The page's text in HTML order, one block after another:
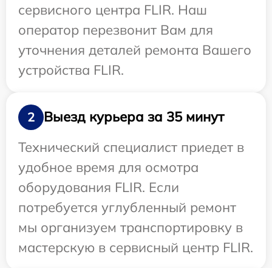
сервисного центра FLIR. Наш
оператор перезвонит Вам для
уточнения деталей ремонта Вашего
устройства FLIR.
2
Выезд курьера за 35 минут
Технический специалист приедет в
удобное время для осмотра
оборудования FLIR. Если
потребуется углубленный ремонт
мы организуем транспортировку в
мастерскую в сервисный центр FLIR.